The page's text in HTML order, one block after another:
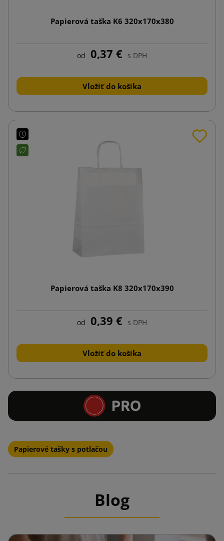
Papierová taška K6 320x170x380
od 0,37 € s DPH
Vložiť do košíka
Papierová taška K8 320x170x390
od 0,39 € s DPH
Vložiť do košíka
Papierové tašky s potlačou
Blog